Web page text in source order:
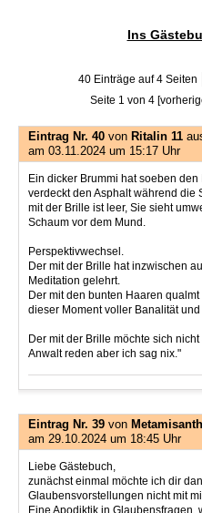
Ins
40 Einträge auf 4 Seiten
Seite 1 von 4
Eintrag Nr. 40 von Ritalin 11
am 03.11.2024 um 15:17 Uhr
Ein dicker Brummi hat soeben
verdeckt den Asphalt während die
mit der Brille ist leer, Sie sieht
Schaum vor dem Mund.
Perspektivwechsel.
Der mit der Brille hat inzwischen
Meditation gelehrt.
Der mit den bunten Haaren
dieser Moment voller Banalität
Der mit der Brille möchte sich
Anwalt reden aber ich sag nix."
Eintrag Nr. 39 von
am 29.10.2024 um 18:45 Uhr
Liebe Gästebuch,
zunächst einmal möchte ich dir
Glaubensvorstellungen nicht mit
Eine Apodiktik in Glaubensfragen,